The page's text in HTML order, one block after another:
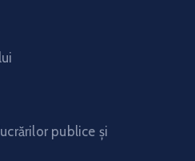
publice și